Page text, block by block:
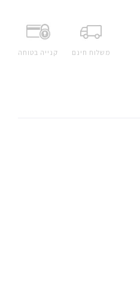
משלוח חינם קנייה בטוחה